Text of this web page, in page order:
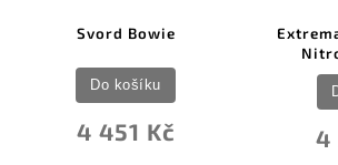
Svord Bowie
4 451 Kč
Do košíku
4